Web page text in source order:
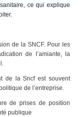
ce qui explique
de la SNCF. Pour les
de l’amiante, la
de la Sncf est souvent
de l’entreprise.
de prises de position
publique